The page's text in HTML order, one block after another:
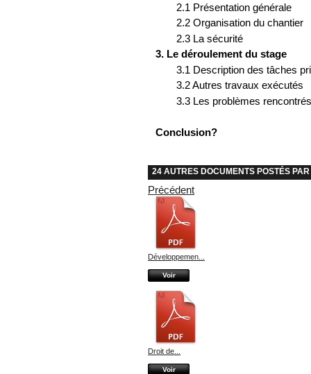
2.1 Présentation générale
2.2 Organisation du chantier
2.3 La sécurité
3. Le déroulement du stage
3.1 Description des tâches
3.2 Autres travaux exécutés
3.3 Les problèmes
Conclusion?
24 AUTRES DOCUMENTS POSTÉS
Précédent
Développemen...
Voir
Droit de...
Voir